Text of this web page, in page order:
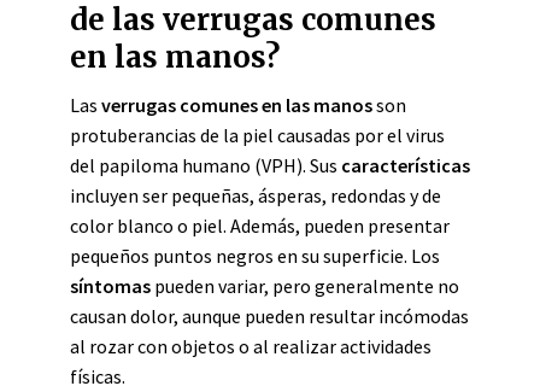
de las verrugas comunes
en las manos?
Las verrugas comunes en las manosson
protuberancias de la piel causadas por el virus
del papiloma humano (VPH). Sus características
incluyen ser pequeñas, ásperas, redondas y de
color blanco o piel. Además, pueden presentar
pequeños puntos negros en su superficie. Los
síntomas pueden variar, pero generalmente no
causan dolor, aunque pueden resultar incómodas
al rozar con objetos o al realizar actividades
físicas.